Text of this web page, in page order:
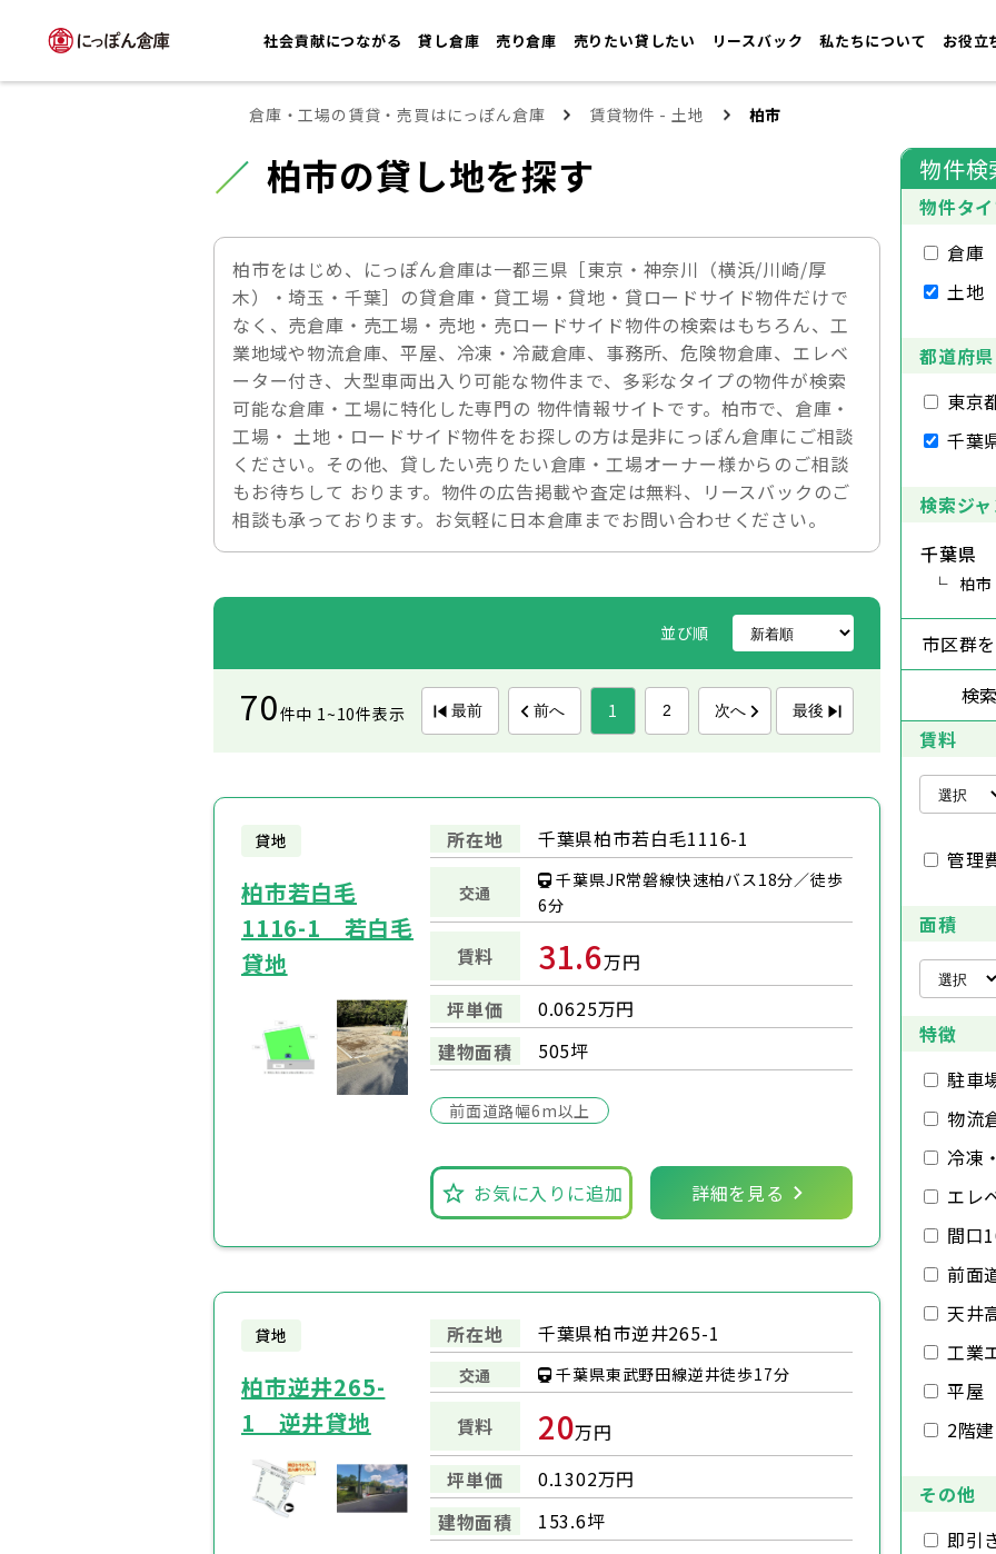
社会貢献につながる 貸し倉庫 売り倉庫 売りたい貸したい リースバック 私たちについて お役立
倉庫・工場の賃貸・売買はにっぽん倉庫 賃貸物件 - 土地 柏市
柏市の貸し地を探す
柏市をはじめ、にっぽん倉庫は一都三県［東京・神奈川（横浜/川崎/厚
木）・埼玉・千葉］の貸倉庫・貸工場・貸地・貸ロードサイド物件だけで
なく、売倉庫・売工場・売地・売ロードサイド物件の検索はもちろん、工
業地域や物流倉庫、平屋、冷凍・冷蔵倉庫、事務所、危険物倉庫、エレベ
ーター付き、大型車両出入り可能な物件まで、多彩なタイプの物件が検索
可能な倉庫・工場に特化した専門の 物件情報サイトです。柏市で、倉庫・
工場・ 土地・ロードサイド物件をお探しの方は是非にっぽん倉庫にご相談
ください。その他、貸したい売りたい倉庫・工場オーナー様からのご相談
もお待ちして おります。物件の広告掲載や査定は無料、リースバックのご
相談も承っております。お気軽に日本倉庫までお問い合わせください。
並び順
70件中 1~10件表示 最前 前へ 1 2 次へ 最後
貸地
柏市若白毛
1116-1 若白毛
貸地
所在地 千葉県柏市若白毛1116-1
交通
千葉県JR常磐線快速柏バス18分／徒歩
6分
賃料 31.6万円
坪単価
0.0625万円
建物面積
505坪
前面道路幅6m以上
お気に入りに追加 詳細を見る
貸地
柏市逆井265-
1 逆井貸地
所在地 千葉県柏市逆井265-1
交通 千葉県東武野田線逆井徒歩17分
賃料 20万円
坪単価
0.1302万円
建物面積
153.6坪
物件検
物件タ
倉庫
土地
都道府県
東京
千葉
検索ジ
千葉県
柏市
市区群
検
賃料
管理
面積
特徴
駐車
物流
冷凍
エレ
間口
前面
天井
工業
平屋
2階
その他
即引